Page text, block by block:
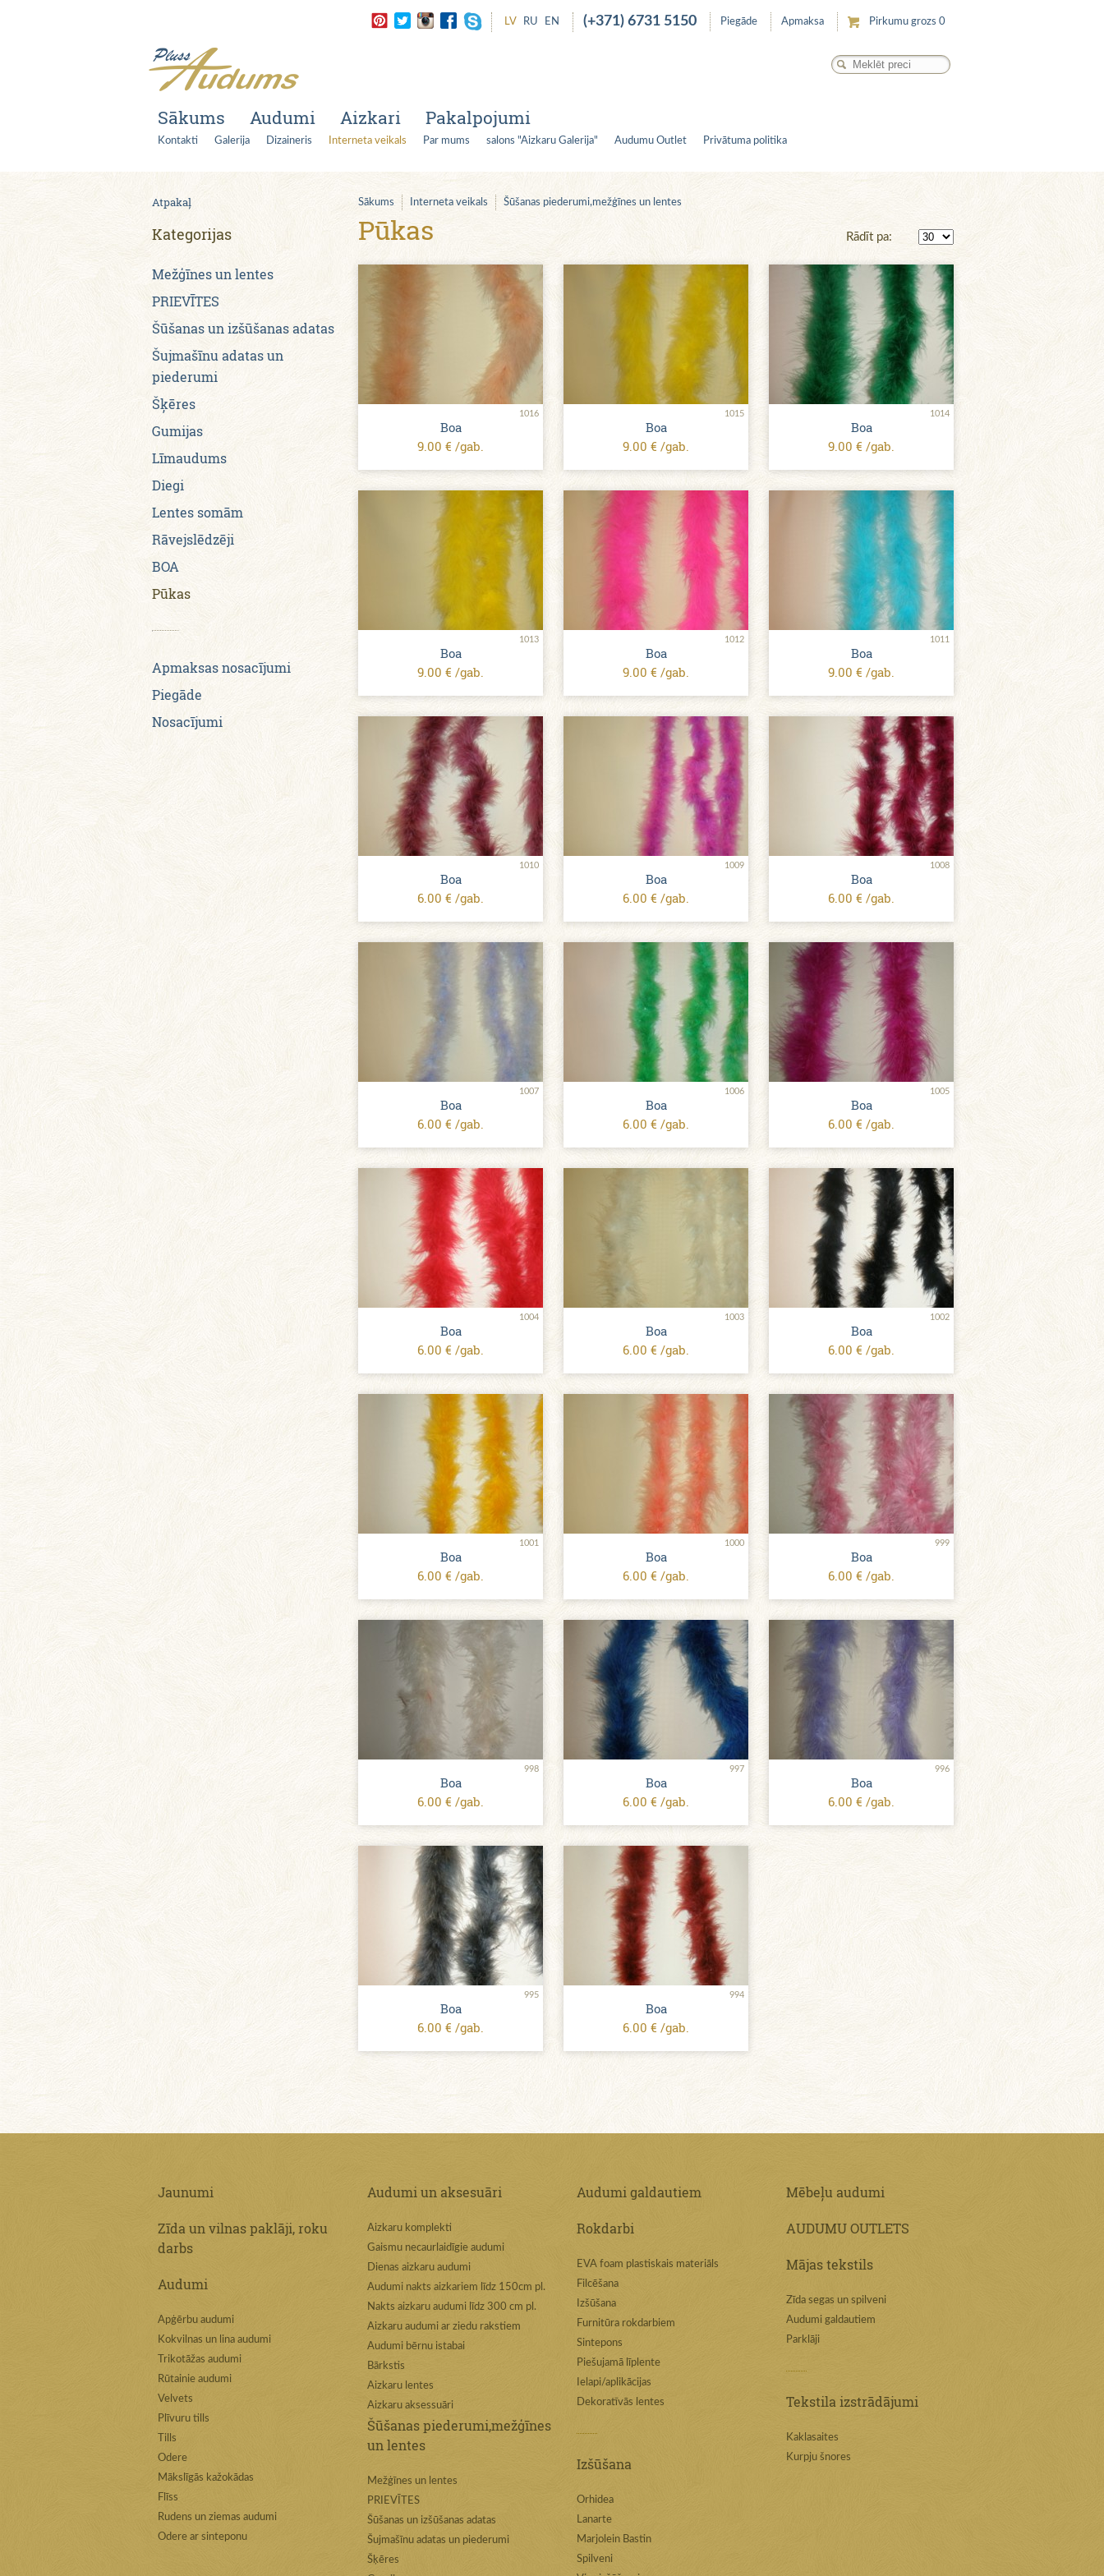
LV RU EN (+371) 6731 5150 Piegāde Apmaksa Pirkumu grozs 0
Sākums Audumi Aizkari Pakalpojumi
Kontakti Galerija Dizaineris Interneta veikals Par mums salons "Aizkaru Galerija" Audumu Outlet Privātuma politika
Atpakaļ
Kategorijas
Mežģīnes un lentes
PRIEVĪTES
Šūšanas un izšūšanas adatas
Šujmašīnu adatas un
piederumi
Šķēres
Gumijas
Līmaudums
Diegi
Lentes somām
Rāvejslēdzēji
BOA
Pūkas
Apmaksas nosacījumi
Piegāde
Nosacījumi
Sākums Interneta veikals Šūšanas piederumi,mežģīnes un lentes
Pūkas Rādīt pa:
1016
Boa
9.00 € /gab.
1015
Boa
9.00 € /gab.
1014
Boa
9.00 € /gab.
1013
Boa
9.00 € /gab.
1012
Boa
9.00 € /gab.
1011
Boa
9.00 € /gab.
1010
Boa
6.00 € /gab.
1009
Boa
6.00 € /gab.
1008
Boa
6.00 € /gab.
1007
Boa
6.00 € /gab.
1006
Boa
6.00 € /gab.
1005
Boa
6.00 € /gab.
1004
Boa
6.00 € /gab.
1003
Boa
6.00 € /gab.
1002
Boa
6.00 € /gab.
1001
Boa
6.00 € /gab.
1000
Boa
6.00 € /gab.
999
Boa
6.00 € /gab.
998
Boa
6.00 € /gab.
997
Boa
6.00 € /gab.
996
Boa
6.00 € /gab.
995
Boa
6.00 € /gab.
994
Boa
6.00 € /gab.
Jaunumi
Zīda un vilnas paklāji, roku
darbs
Audumi
Apģērbu audumi
Kokvilnas un lina audumi
Trikotāžas audumi
Rūtainie audumi
Velvets
Plīvuru tills
Tills
Odere
Mākslīgās kažokādas
Flīss
Rudens un ziemas audumi
Odere ar sinteponu
Audumi un aksesuāri
Aizkaru komplekti
Gaismu necaurlaidīgie audumi
Dienas aizkaru audumi
Audumi nakts aizkariem līdz 150cm pl.
Nakts aizkaru audumi līdz 300 cm pl.
Aizkaru audumi ar ziedu rakstiem
Audumi bērnu istabai
Bārkstis
Aizkaru lentes
Aizkaru aksessuāri
Šūšanas piederumi,mežģīnes
un lentes
Mežģīnes un lentes
PRIEVĪTES
Šūšanas un izšūšanas adatas
Šujmašīnu adatas un piederumi
Šķēres
Audumi galdautiem
Rokdarbi
EVA foam plastiskais materiāls
Filcēšana
Izšūšana
Furnitūra rokdarbiem
Sintepons
Piešujamā līplente
Ielapi/aplikācijas
Dekoratīvās lentes
Izšūšana
Orhidea
Lanarte
Marjolein Bastin
Spilveni
Mēbeļu audumi
AUDUMU OUTLETS
Mājas tekstils
Zīda segas un spilveni
Audumi galdautiem
Parklāji
Tekstila izstrādājumi
Kaklasaites
Kurpju šnores